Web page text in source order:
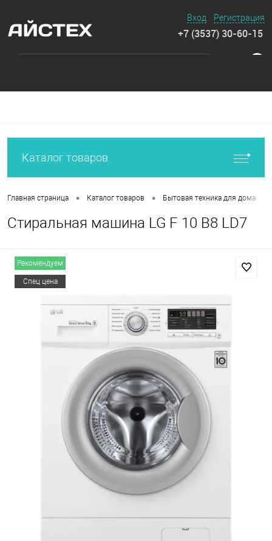
Вход Регистрация
+7 (3537) 30-60-15
Каталог товаров
Главная страница • Каталог товаров • Бытовая техника для дома
Стиральная машина LG F 10 B8 LD7
Рекомендуем
Спец цена